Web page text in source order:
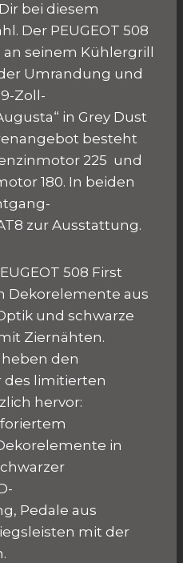
bei diesem
Der PEUGEOT 508
seinem Kühlergrill
Umrandung und
Zoll-
in Grey Dust
besteht
225 und
180. In beiden
zur Ausstattung.
508 First
Dekorelemente aus
und schwarze
Ziernähten.
den
des limitierten
hervor:
in
Pedale aus
mit der